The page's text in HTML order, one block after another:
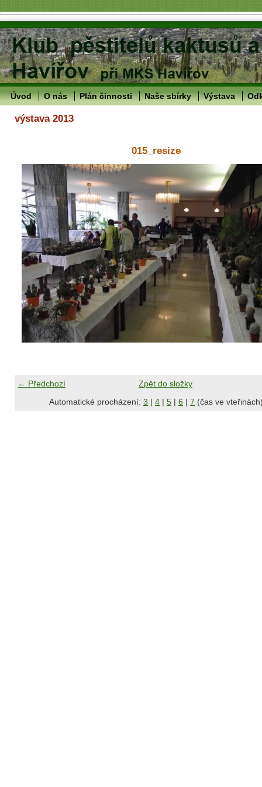
Úvod O nás Plán činnosti Naše sbírky Výstava
výstava 2013
015_resize
← Předchozí
Zpět do složky
Automatické procházení: 3 | 4 | 5 | 6 | 7 (čas ve